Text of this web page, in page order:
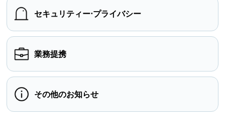
セキュリティー⋅プライバシー
業務提携
その他のお知らせ